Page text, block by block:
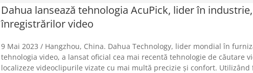
Dahua lansează tehnologia AcuPick, lider în
înregistrărilor video
9 Mai 2023 / Hangzhou, China. Dahua Technology, lider mondial în
tehnologia video, a lansat oficial cea mai recentă tehnologie de căutare
localizeze videoclipurile vizate cu mai multă precizie și confort. Utilizând